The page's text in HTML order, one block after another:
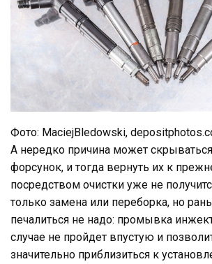
Фото: MaciejBledowski,
А нередко причина может
форсунок, и тогда вернуть их к
посредством очистки уже не
только замена или переборка, но
печалиться не надо: промывка
случае не пройдет впустую и
значительно приблизиться к